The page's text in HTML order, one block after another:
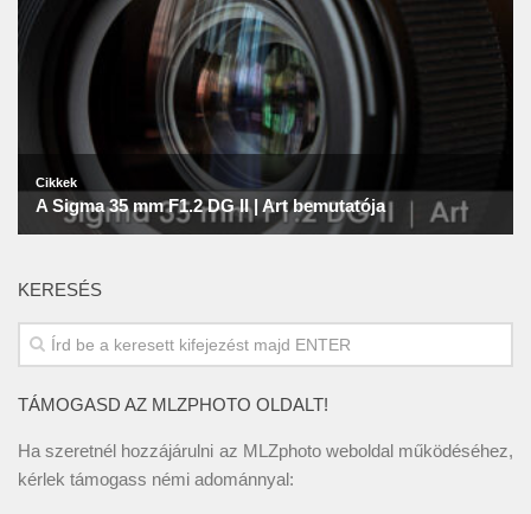
KERESÉS
TÁMOGASD AZ MLZPHOTO OLDALT!
Ha szeretnél hozzájárulni az MLZphoto weboldal működéséhez,
kérlek támogass némi adománnyal: